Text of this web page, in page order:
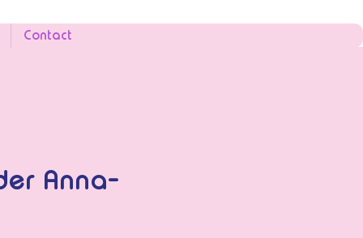
Contact
Anna-